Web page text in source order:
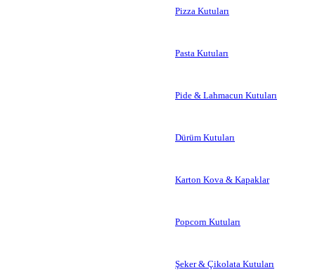
Pizza Kutuları
Pasta Kutuları
Pide & Lahmacun Kutuları
Dürüm Kutuları
Karton Kova & Kapaklar
Popcorn Kutuları
Şeker & Çikolata Kutuları